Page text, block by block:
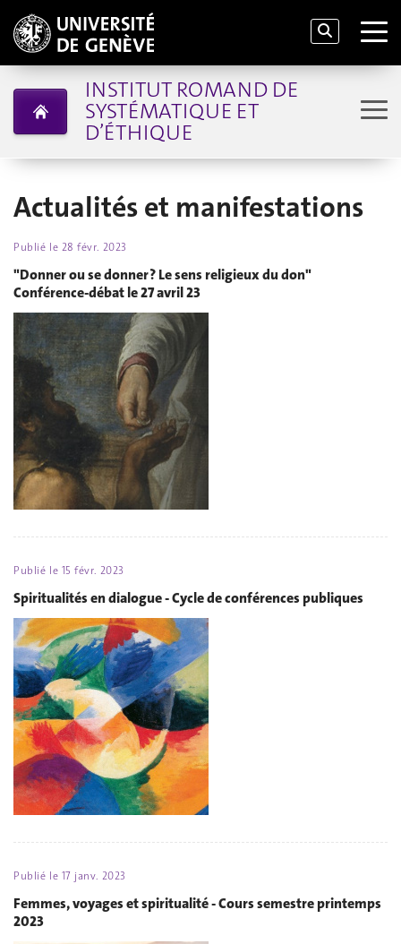
INSTITUT ROMAND DE
SYSTÉMATIQUE ET
D’ÉTHIQUE
Actualités et manifestations
Publié le 28 févr. 2023
"Donner ou se donner ? Le sens religieux du don"
Conférence-débat le 27 avril 23
Publié le 15 févr. 2023
Spiritualités en dialogue - Cycle de conférences publiques
Publié le 17 janv. 2023
Femmes, voyages et spiritualité - Cours semestre printemps
2023